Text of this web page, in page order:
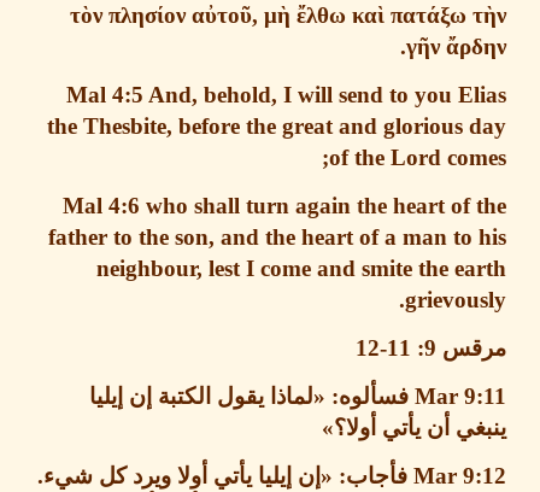
τὸν πλησίον αὐτοῦ,μὴ ἔλθω καὶ πατάξω
γῆν
.
Mal 4:5And, behold, I will send to you
the Thesbite, before the great and glorious
of the Lord
Mal 4:6who shall turn again the heart of
father to the son, and the heart of a man
neighbour, lest I come and smite the
9: 11-12
Mar فسألوه: «لماذا يقول الكتبة إن إيليا
أن يأتي أولا؟»
Mar فأجاب : «إن إيليا يأتي أولا ويرد كل شيء.